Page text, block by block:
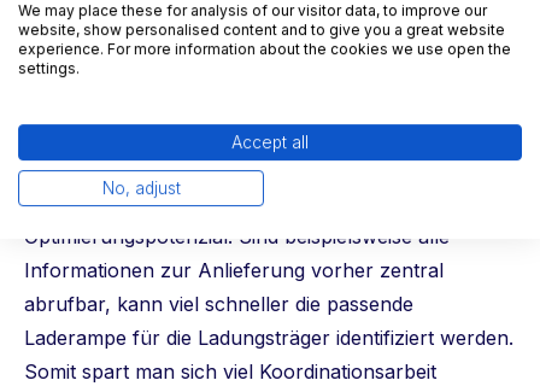
2. Prozesse optimieren
Aber auch prozessseitig bietet sich einiges an
Optimierungspotenzial. Sind beispielsweise alle
Informationen zur Anlieferung vorher zentral
abrufbar, kann viel schneller die passende
Laderampe für die Ladungsträger identifiziert werden.
Somit spart man sich viel Koordinationsarbeit
We may place these for analysis of our visitor data, to improve our
website, show personalised content and to give you a great website
experience. For more information about the cookies we use open the
settings.
Accept all
No, adjust